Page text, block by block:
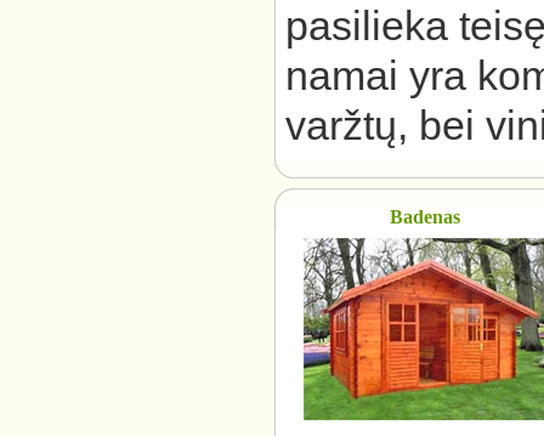
pasilieka
namai yra
varžtų, bei
Badenas